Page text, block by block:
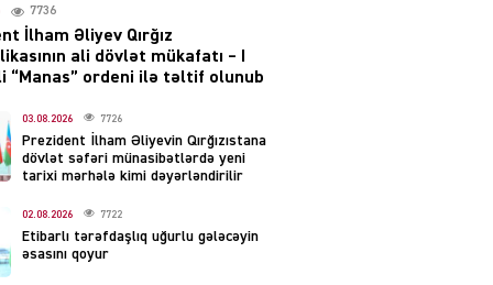
Ekranlardan uzaq qalan
məşhur aktrisanın yeni
çıxdı
04.08.2026 2149
Hüseyn Həsənov haqqında
həbs qərarı verildi –
Milyonluq əmlakı müsadirə
7736
İlham Əliyev Qırğız
ali dövlət mükafatı – I
“Manas” ordeni ilə təltif olunub
03.08.2026 7726
Prezident İlham Əliyevin Qırğızıstana
dövlət səfəri münasibətlərdə yeni
tarixi mərhələ kimi dəyərləndirilir
02.08.2026 7722
Etibarlı tərəfdaşlıq uğurlu gələcəyin
əsasını qoyur